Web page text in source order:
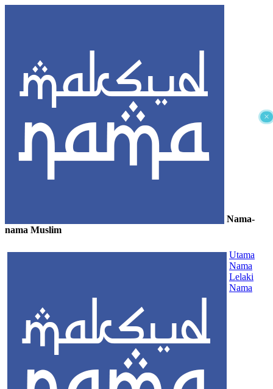
×
Nama-
nama Muslim
Utama
Nama
Lelaki
Nama